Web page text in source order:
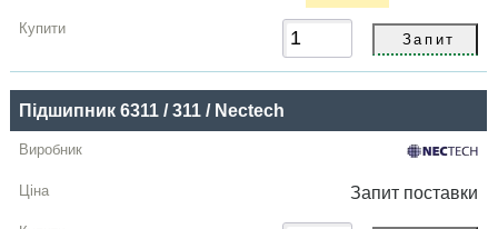
Підшипник 6311 / 311 / Nectech
Запит поставки